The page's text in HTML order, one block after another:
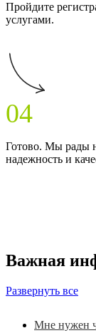
Пройдите
услугами.
04
Готово. Мы рады
надежность и
Важная
Развернуть все
Мне нужен